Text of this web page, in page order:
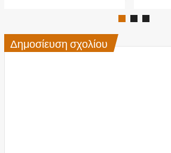
Δημοσίευση σχολίου